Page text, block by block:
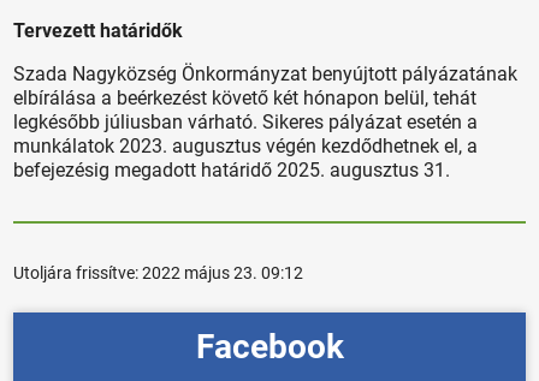
Tervezett határidők
Szada Nagyközség Önkormányzat benyújtott pályázatának
elbírálása a beérkezést követő két hónapon belül, tehát
legkésőbb júliusban várható. Sikeres pályázat esetén a
munkálatok 2023. augusztus végén kezdődhetnek el, a
befejezésig megadott határidő 2025. augusztus 31.
Utoljára frissítve:2022 május 23. 09:12
Facebook